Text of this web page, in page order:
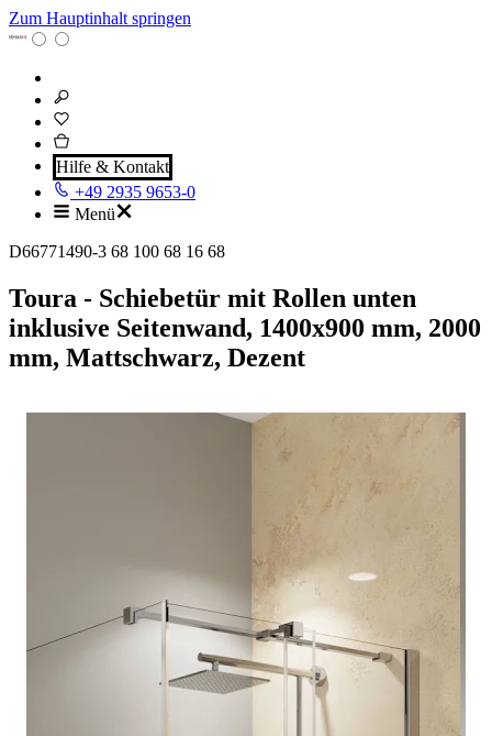
Zum Hauptinhalt springen
Hilfe & Kontakt
+49 2935 9653-0
Menü
D66771490-3 68 100 68 16 68
Toura - Schiebetür mit Rollen unten
inklusive Seitenwand, 1400x900 mm, 2000
mm, Mattschwarz, Dezent